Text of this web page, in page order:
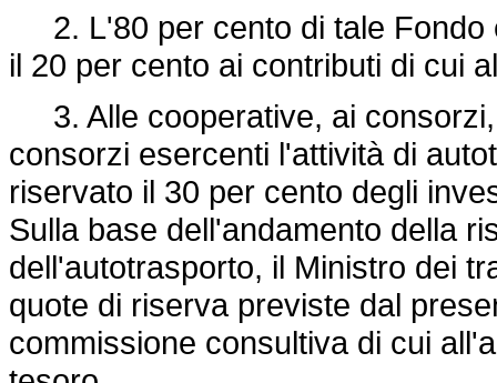
2. L'80 per cento di tale Fondo
il 20 per cento ai contributi di cui
3. Alle cooperative, ai
consorzi esercenti l'attività di
riservato il 30 per cento degli
Sulla base dell'andamento della
dell'autotrasporto, il Ministro dei
quote di riserva previste dal
commissione consultiva di cui